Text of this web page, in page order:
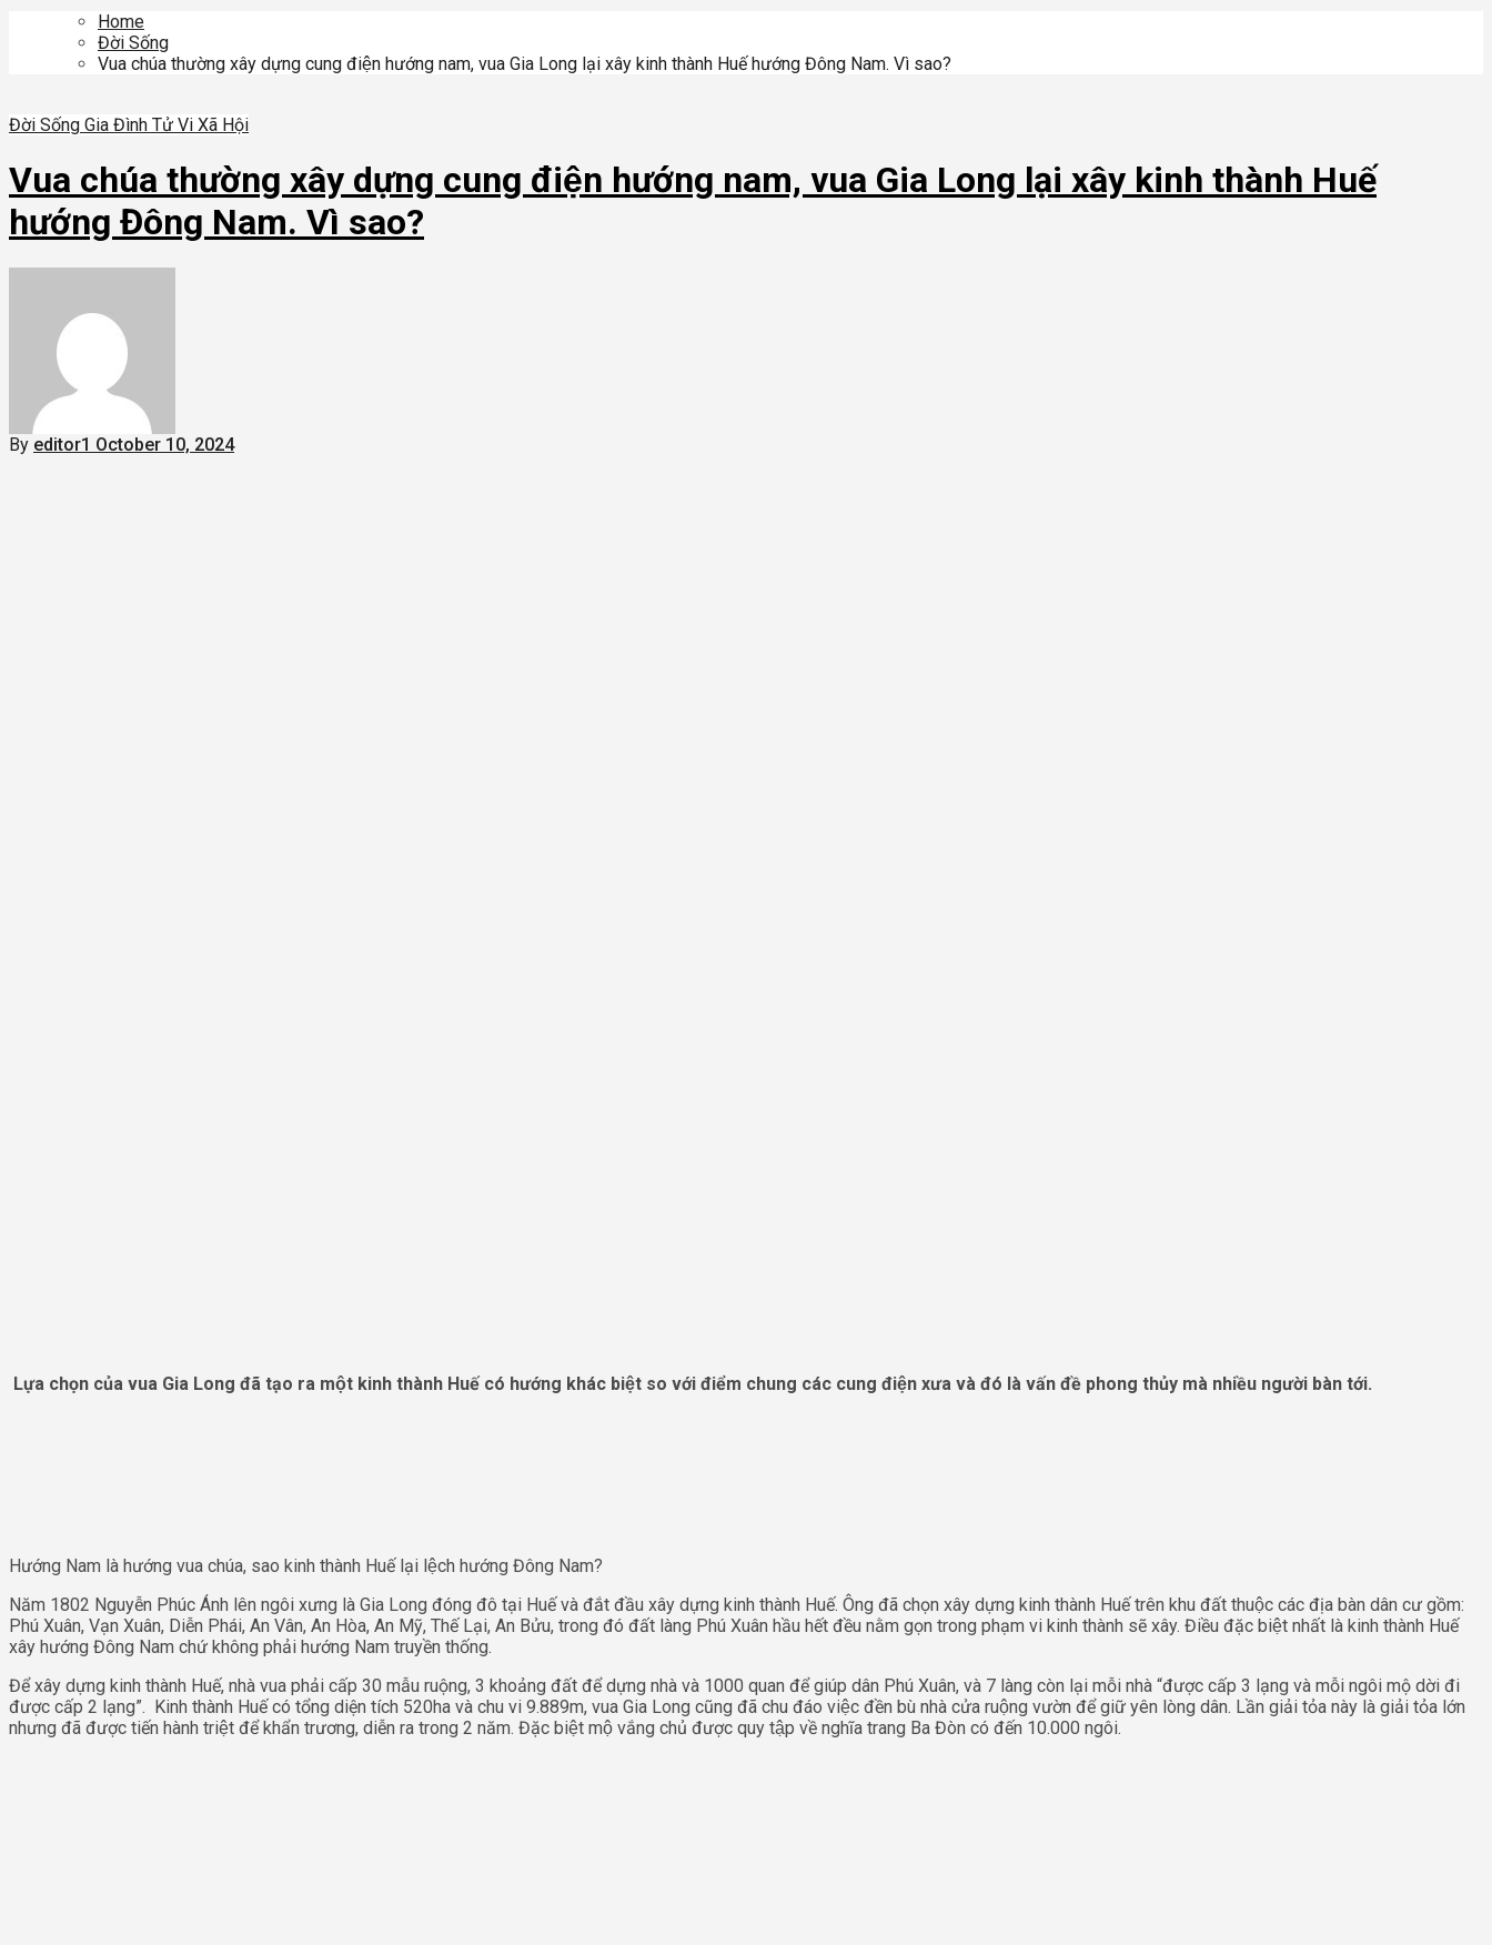
Home
Đời Sống
Vua chúa thường xây dựng cung điện hướng nam, vua Gia Long lại xây kinh thành Huế hướng Đông Nam. Vì sao?
Đời Sống Gia Đình Tử Vi Xã Hội
Vua chúa thường xây dựng cung điện hướng nam, vua Gia Long lại xây kinh thành Huế
hướng Đông Nam. Vì sao?
By editor1 October 10, 2024
Lựa chọn của vua Gia Long đã tạo ra một kinh thành Huế có hướng khác biệt so với điểm chung các cung điện xưa và đó là vấn đề phong thủy mà nhiều người bàn tới.
Hướng Nam là hướng vua chúa, sao kinh thành Huế lại lệch hướng Đông Nam?
Năm 1802 Nguyễn Phúc Ánh lên ngôi xưng là Gia Long đóng đô tại Huế và đắt đầu xây dựng kinh thành Huế. Ông đã chọn xây dựng kinh thành Huế trên khu đất thuộc các địa bàn dân cư gồm:
Phú Xuân, Vạn Xuân, Diễn Phái, An Vân, An Hòa, An Mỹ, Thế Lại, An Bửu, trong đó đất làng Phú Xuân hầu hết đều nằm gọn trong phạm vi kinh thành sẽ xây. Điều đặc biệt nhất là kinh thành Huế
xây hướng Đông Nam chứ không phải hướng Nam truyền thống.
Để xây dựng kinh thành Huế, nhà vua phải cấp 30 mẫu ruộng, 3 khoảng đất để dựng nhà và 1000 quan để giúp dân Phú Xuân, và 7 làng còn lại mỗi nhà “được cấp 3 lạng và mỗi ngôi mộ dời đi
được cấp 2 lạng”. Kinh thành Huế có tổng diện tích 520ha và chu vi 9.889m, vua Gia Long cũng đã chu đáo việc đền bù nhà cửa ruộng vườn để giữ yên lòng dân. Lần giải tỏa này là giải tỏa lớn
nhưng đã được tiến hành triệt để khẩn trương, diễn ra trong 2 năm. Đặc biệt mộ vắng chủ được quy tập về nghĩa trang Ba Đòn có đến 10.000 ngôi.